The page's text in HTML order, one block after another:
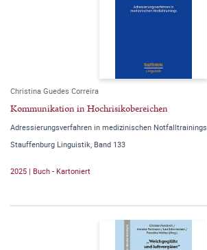
Christina Guedes Correira
Kommunikation in Hochrisikobereichen
Adressierungsverfahren in medizinischen Notfalltrainings
Stauffenburg Linguistik, Band 133
2025 | Buch - Kartoniert